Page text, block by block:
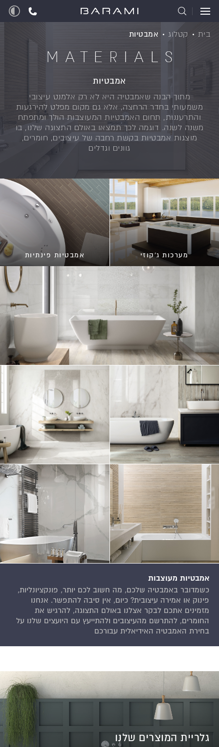
MATERIALS
אמבטיות
מתוך הבנה שאמבטיה היא לא רק אלמנט עיצובי
משמעותי בחדר הרחצה, אלא גם מקום מפלט להירגעות
והתרעננות, תחום האמבטיות המעוצבות הולך ומתפתח
משנה לשנה. דוגמה לכך תמצאו באולם התצוגה שלנו, בו
מוצגות אמבטיות בקשת רחבה של עיצובים, חומרים,
גוונים וגדלים
בית קטלוג אמבטיות
מערכות ג'קוזי אמבטיות פינתיות
אמבטיות מעוצבות
כשמדובר באמבטיה שלכם, מה חשוב לכם יותר, פונקציונליות,
פינוק או אמירה עיצובית? כיום, אין סיבה להתפשר. אנחנו
מזמינים אתכם לבקר אצלנו באולם התצוגה, להרגיש את
החומרים, להתרשם מהעיצובים ולהתייעץ עם היועצים שלנו על
בחירת האמבטיה האידיאלית עבורכם
גלריית המוצרים שלנו